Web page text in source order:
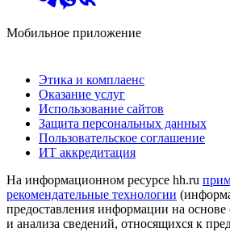
Мобильное приложение
Этика и комплаенс
Оказание услуг
Использование сайтов
Защита персональных данных
Пользовательское соглашение
ИТ аккредитация
На информационном ресурсе hh.ru
рекомендательные технологии
предоставления информации на основе
и анализа сведений, относящихся к